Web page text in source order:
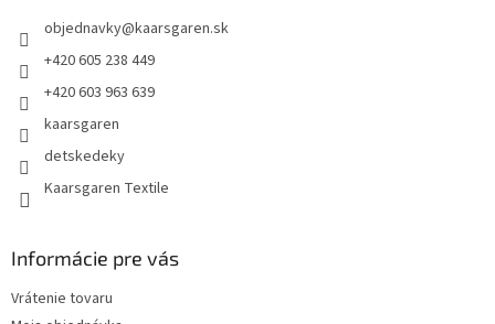
objednavky@kaarsgaren.sk
+420 605 238 449
+420 603 963 639
kaarsgaren
detskedeky
Kaarsgaren Textile
Informácie pre vás
Vrátenie tovaru